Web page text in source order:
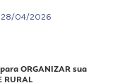
28/04/2026
ORGANIZAR sua
RURAL